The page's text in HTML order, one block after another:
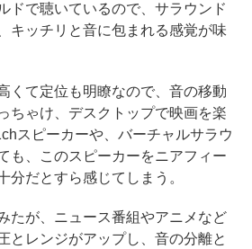
ドで聴いているので、サラウンド
キッチリと音に包まれる感覚が味
くて定位も明瞭なので、音の移動
ちゃけ、デスクトップで映画を楽
スピーカーや、バーチャルサラウ
も、このスピーカーをニアフィー
分だとすら感じてしまう。
たが、ニュース番組やアニメなど
とレンジがアップし、音の分離と